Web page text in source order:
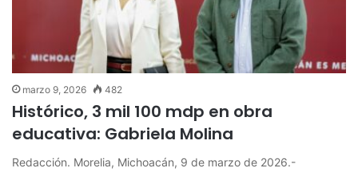
marzo 9, 2026 482
Histórico, 3 mil 100 mdp en obra
educativa: Gabriela Molina
Redacción. Morelia, Michoacán, 9 de marzo de 2026.-